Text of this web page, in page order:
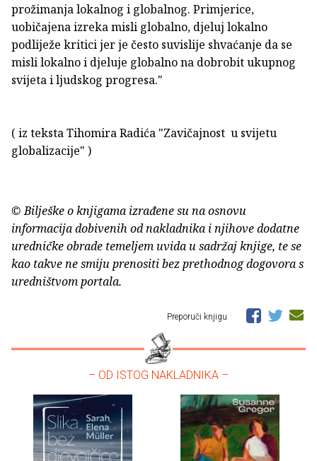
prožimanja lokalnog i globalnog. Primjerice,
uobičajena izreka misli globalno, djeluj lokalno
podliježe kritici jer je često suvislije shvaćanje da se
misli lokalno i djeluje globalno na dobrobit ukupnog
svijeta i ljudskog progresa."
( iz teksta Tihomira Radića "Zavičajnost u svijetu
globalizacije" )
© Bilješke o knjigama izrađene su na osnovu
informacija dobivenih od nakladnika i njihove dodatne
uredničke obrade temeljem uvida u sadržaj knjige, te se
kao takve ne smiju prenositi bez prethodnog dogovora s
uredništvom portala.
Preporuči knjigu
– OD ISTOG NAKLADNIKA –